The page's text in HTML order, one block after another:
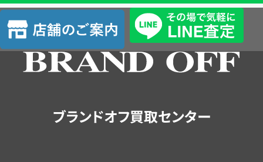
査
定
店
舗
の
ブランドオフ買取センター